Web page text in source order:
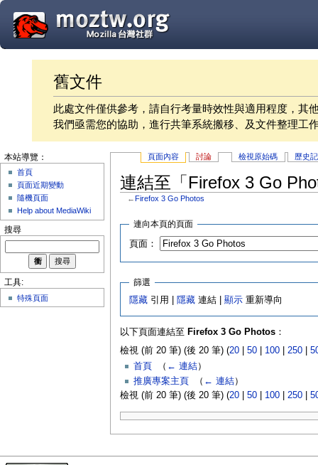
舊文件
此處文件僅供參考，請自行考量時效性與適用程度，其
我們亟需您的協助，進行共筆系統搬移、及文件整理工
頁面內容 討論 檢視原始碼 歷史
連結至「Firefox 3 Go
← Firefox 3 Go Photos
連向本頁的頁面
頁面：
篩選
隱藏 引用 | 隱藏 連結 |顯示 重新導向
以下頁面連結至 Firefox 3 Go Photos：
檢視 (前 20 筆) (後 20 筆) (20| 50| 100| 250|
首頁
（ ← 連結）
推廣專案主頁‎ （ ← 連結）
檢視 (前 20 筆) (後 20 筆) (20| 50| 100| 250|
本站導覽：
首頁
頁面近期變動
隨機頁面
Help about MediaWiki
搜尋
工具:
特殊頁面